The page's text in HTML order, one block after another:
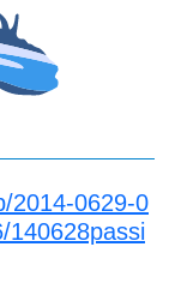
2014-0629-0
140628passi